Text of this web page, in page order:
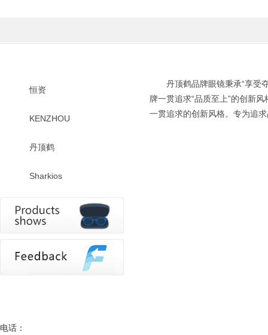
恒资
KENZHOU
丹顶鹤
Sharkios
电话：
丹顶鹤品牌眼镜秉承“享受
牌一贯追求“品质至上”的创新
一贯追求的创新风格。专为追